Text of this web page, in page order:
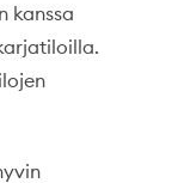
kanssa